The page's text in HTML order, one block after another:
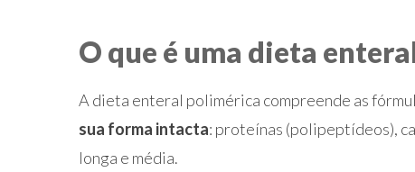
O que é uma dieta
A dieta enteral polimérica compreende as
sua forma intacta: proteínas (polipeptídeos),
longa e média.